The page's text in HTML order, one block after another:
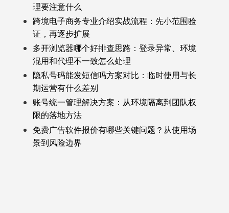
理要注意什么
跨境电子商务专业介绍实战流程：先小范围验
证，再逐步扩展
多开浏览器哪个好排查思路：登录异常、环境
混用和代理不一致怎么处理
隐私号码能发短信吗方案对比：临时使用与长
期运营有什么差别
账号统一管理解决方案：从环境隔离到团队权
限的落地方法
免费广告软件报价有哪些关键问题？从使用场
景到风险边界